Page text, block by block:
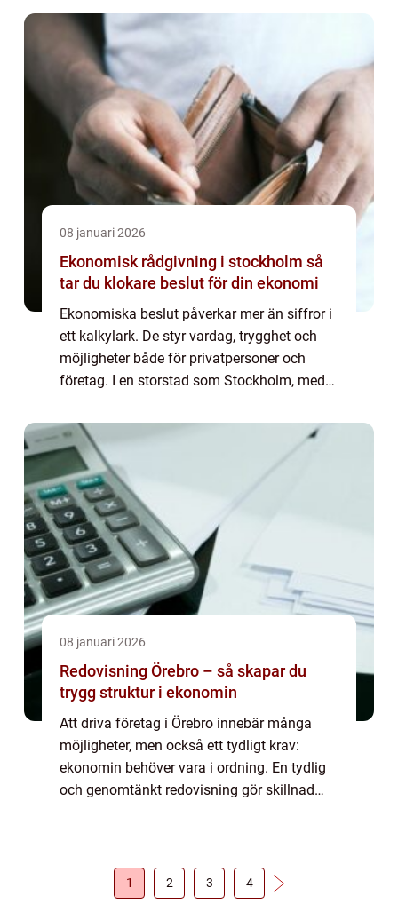
återvinningspartner bidrar du samtidigt till
mins...
08 januari 2026
Ekonomisk rådgivning i stockholm så
tar du klokare beslut för din ekonomi
Ekonomiska beslut påverkar mer än siffror i
ett kalkylark. De styr vardag, trygghet och
möjligheter både för privatpersoner och
företag. I en storstad som Stockholm, med
hård konkurrens, blir genomtänkt ekono...
08 januari 2026
Redovisning Örebro – så skapar du
trygg struktur i ekonomin
Att driva företag i Örebro innebär många
möjligheter, men också ett tydligt krav:
ekonomin behöver vara i ordning. En tydlig
och genomtänkt redovisning gör skillnad
1 2 3 4